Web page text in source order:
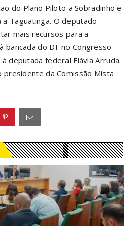
do Plano Piloto a Sobradinho e
a Taguatinga. O deputado
mais recursos para a
bancada do DF no Congresso
deputada federal Flávia Arruda
presidente da Comissão Mista